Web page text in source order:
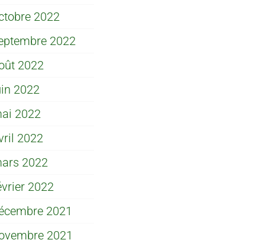
2022
2022
2022
2022
2022
2022
2022
2022
2021
2021